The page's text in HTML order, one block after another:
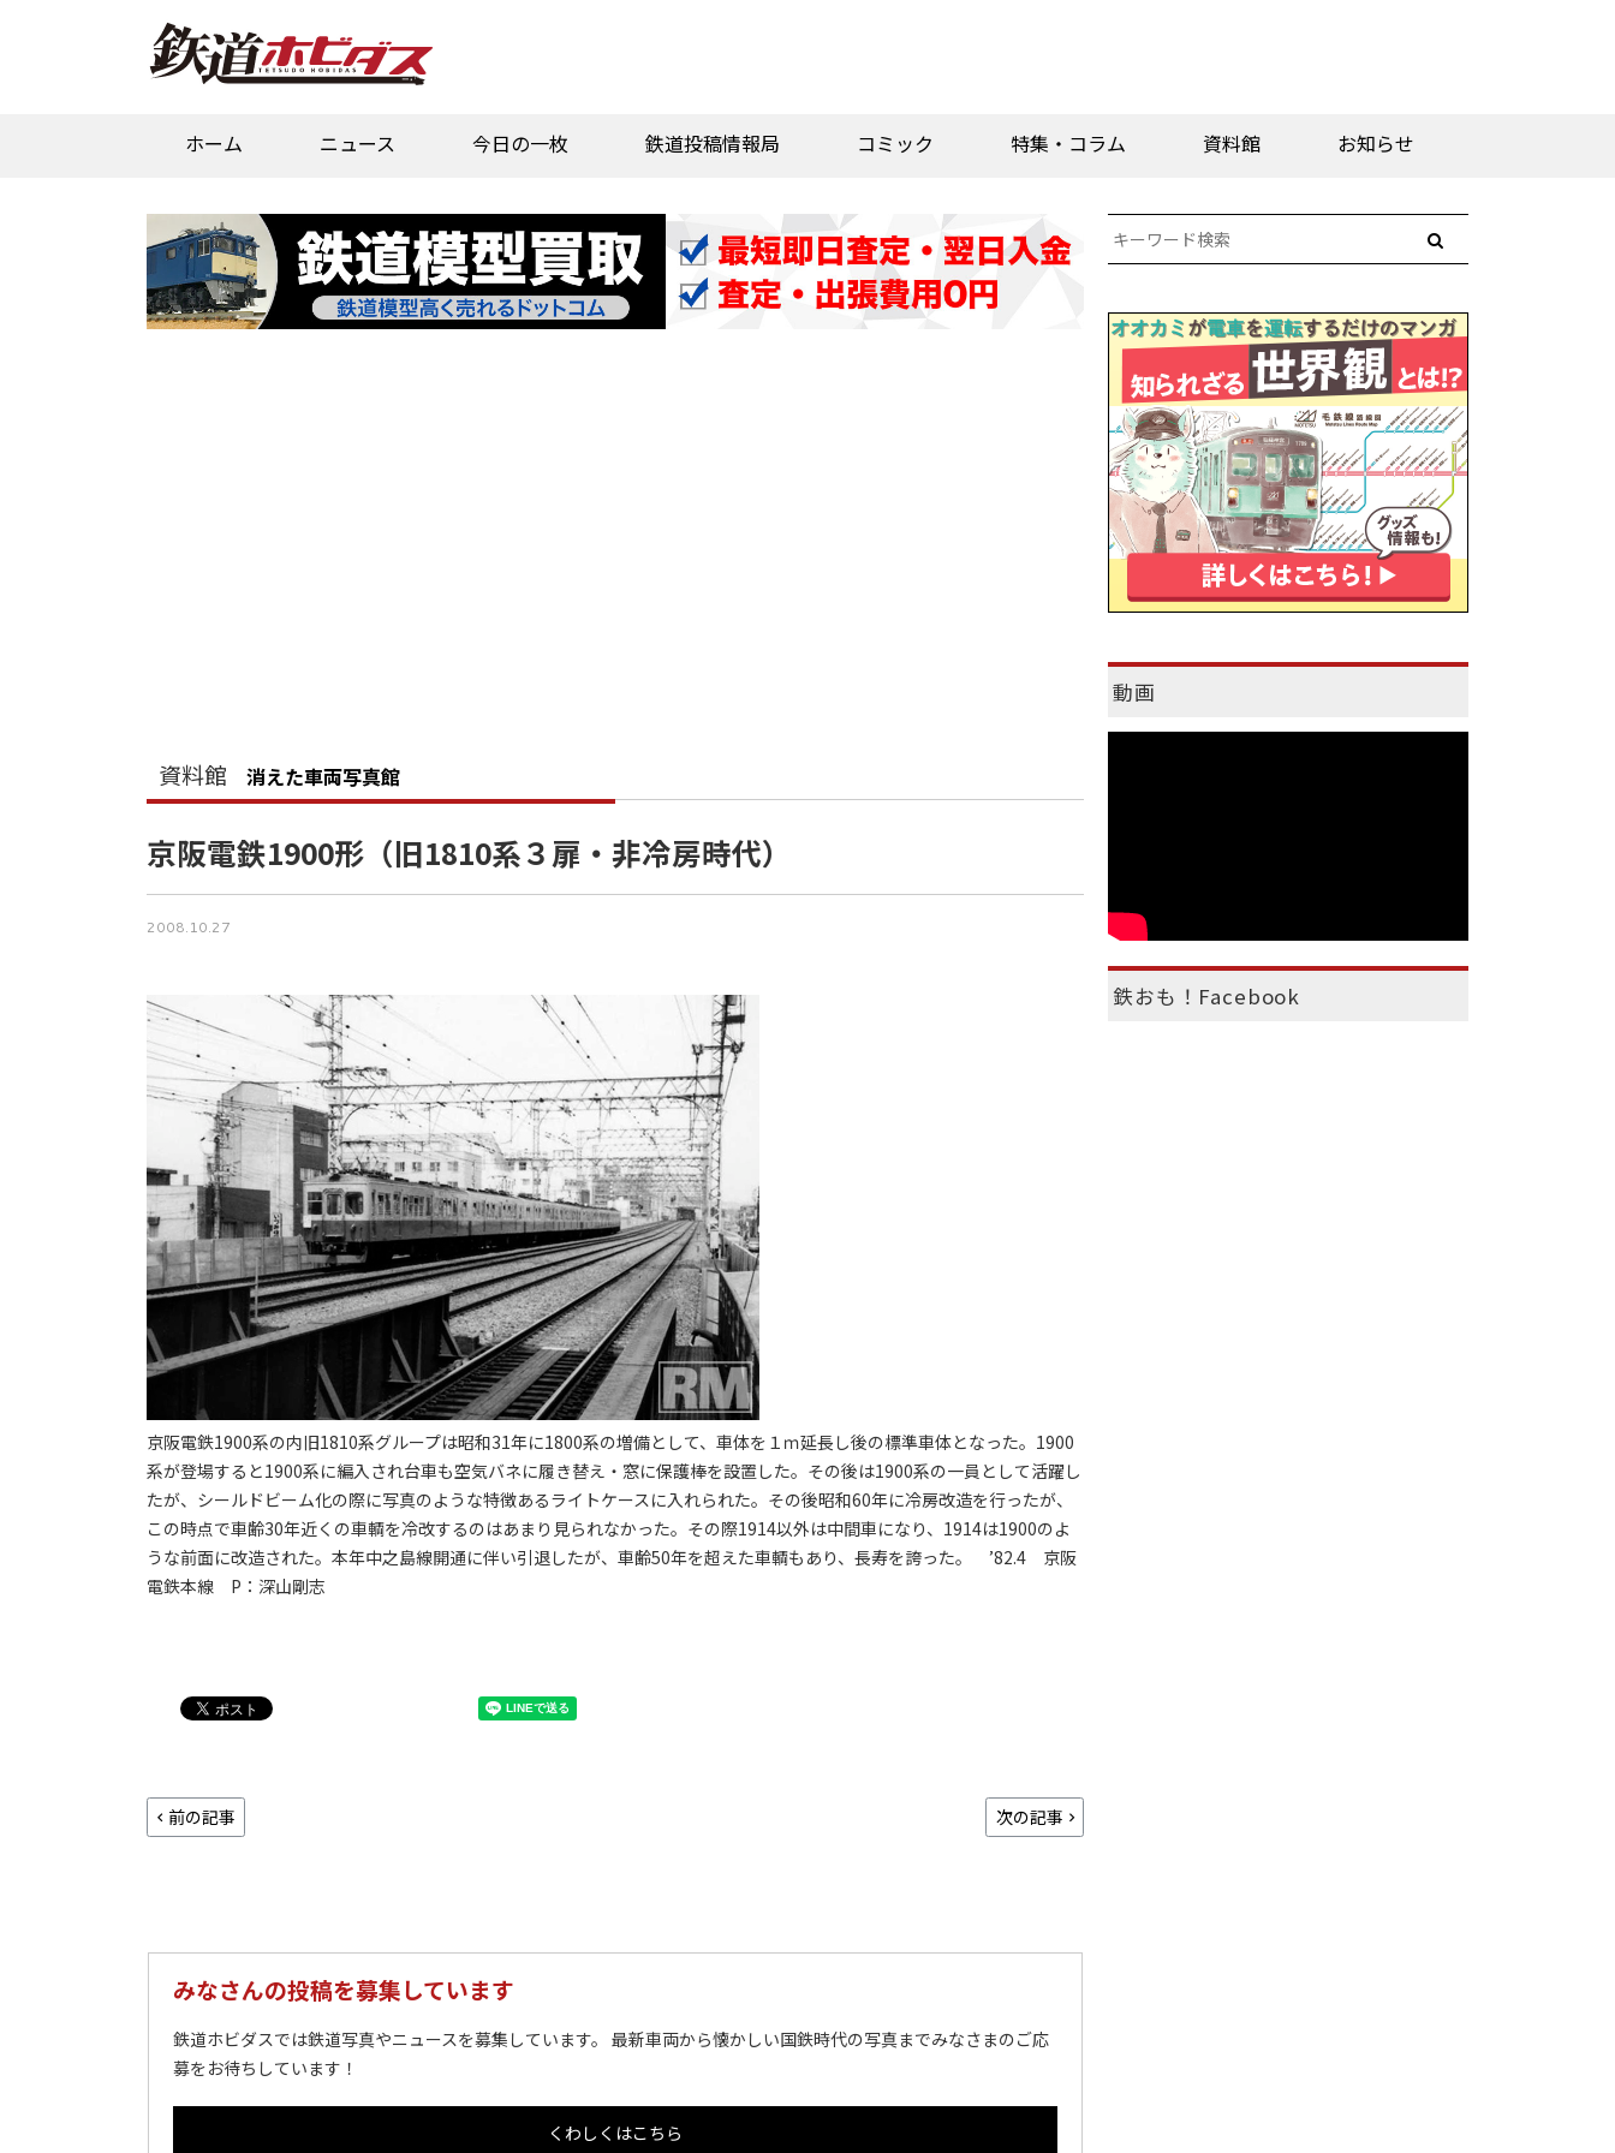
ホーム ニュース 今日の一枚 鉄道投稿情報局 コミック 特集・コラム 資料館 お知らせ
資料館 消えた車両写真館
京阪電鉄1900形（旧1810系３扉・非冷房時代）
2008.10.27
京阪電鉄1900系の内旧1810系グループは昭和31年に1800系の増備として、車体を１ｍ延長し後の標準車体となった。1900
系が登場すると1900系に編入され台車も空気バネに履き替え・窓に保護棒を設置した。その後は1900系の一員として活躍し
たが、シールドビーム化の際に写真のような特徴あるライトケースに入れられた。その後昭和60年に冷房改造を行ったが、
この時点で車齢30年近くの車輌を冷改するのはあまり見られなかった。その際1914以外は中間車になり、1914は1900のよ
うな前面に改造された。本年中之島線開通に伴い引退したが、車齢50年を超えた車輌もあり、長寿を誇った。 ’82.4 京阪
電鉄本線 P：深山剛志
前の記事 次の記事
みなさんの投稿を募集しています
鉄道ホビダスでは鉄道写真やニュースを募集しています。 最新車両から懐かしい国鉄時代の写真までみなさまのご応
募をお待ちしています！
くわしくはこちら
動画
鉄おも！Facebook